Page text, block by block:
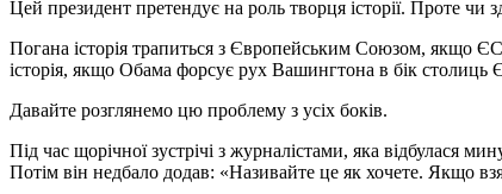
Цей президент претендує на роль творця історії. Проте чи
Погана історія трапиться з Європейським Союзом, якщо ЄС
історія, якщо Обама форсує рух Вашингтона в бік столиць
Давайте розглянемо цю проблему з усіх боків.
Під час щорічної зустрічі з журналістами, яка відбулася
Потім він недбало додав: «Називайте це як хочете. Якщо